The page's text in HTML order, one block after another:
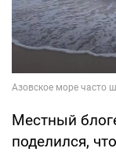
Местный
поделился,